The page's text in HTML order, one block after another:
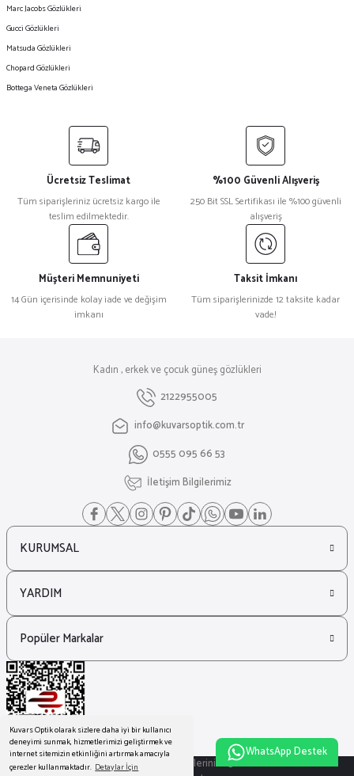
Kuvars Optik olarak sizlere daha iyi bir kullanıcı
deneyimi sunmak, hizmetlerimizi geliştirmek ve
internet sitemizin etkinliğini artırmak amacıyla
çerezler kullanmaktadır. Detaylar İçin
Marc Jacobs Gözlükleri
Gucci Gözlükleri
Matsuda Gözlükleri
Chopard Gözlükleri
Bottega Veneta Gözlükleri
Ücretsiz Teslimat
Tüm siparişleriniz ücretsiz kargo ile
teslim edilmektedir.
%100 Güvenli Alışveriş
250 Bit SSL Sertifikası ile %100 güvenli
alışveriş
Müşteri Memnuniyeti
14 Gün içerisinde kolay iade ve değişim
imkanı
Taksit İmkanı
Tüm siparişlerinizde 12 taksite kadar
vade!
Kadın , erkek ve çocuk güneş gözlükleri
2122955005
info@kuvarsoptik.com.tr
0555 095 66 53
İletişim Bilgilerimiz
KURUMSAL
YARDIM
Popüler Markalar
© Tüm Hakları Saklıdır. Kredi kartı bilgileriniz 256bit SSL sertifikası ile
WhatsApp Destek